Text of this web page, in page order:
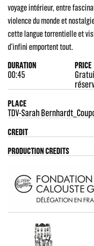
voyage intérieur, entre
violence du monde et
cette langue torrentielle et
d’infini emportent tout.
DURATION
00:45
PRICE
PLACE
TDV-Sarah
CREDIT
PRODUCTION CREDITS